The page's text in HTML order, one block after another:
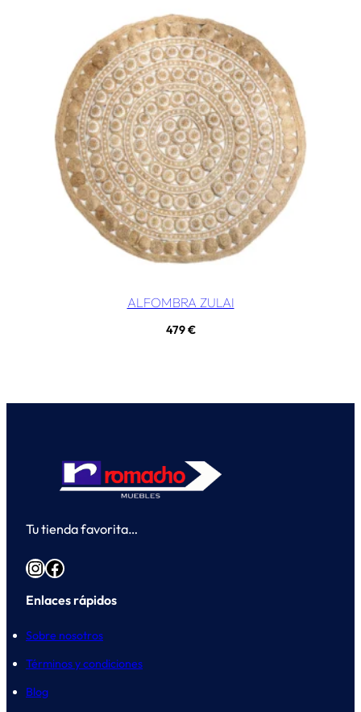
ALFOMBRA ZULAI
479€
Tu tienda favorita…
InstagramFacebook
Enlaces rápidos
Sobre nosotros
Términos y condiciones
Blog